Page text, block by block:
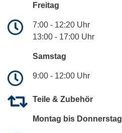
Freitag
7:00 - 12:20 Uhr
13:00 - 17:00 Uhr
Samstag
9:00 - 12:00 Uhr
Teile & Zubehör
Montag bis Donnerstag